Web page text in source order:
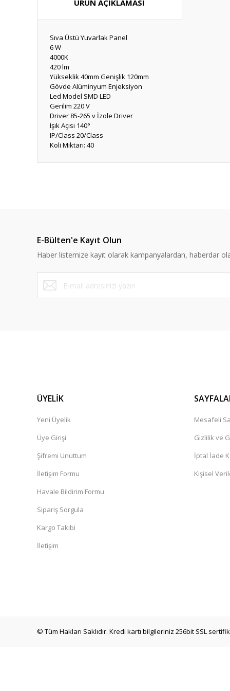
ÜRÜN AÇIKLAMASI
Sıva Üstü Yuvarlak Panel
6 W
4000K
420 lm
Yükseklik 40mm Genişlik 120mm
Gövde Alüminyum Enjeksiyon
Led Model SMD LED
Gerilim 220 V
Driver 85-265 v İzole Driver
Işık Açısı 140°
IP/Class 20/Class
Koli Miktarı: 40
Ürün bilgilerinde hatalar bulunuyor.
Ürün fiyatı diğer sitelerden daha pahalı.
Bu ürüne benzer farklı alternatifler olmalı.
E-Bülten'e Kayıt Olun
Haber listemize kayıt olarak kampanyalardan, haberdar
ÜYELİK
Yeni Üyelik
Üye Girişi
Şifremi Unuttum
İletişim Formu
Havale Bildirim Formu
Sipariş Sorgula
Kargo Takibi
İletişim
Mesafeli
Gizlilik ve
İptal İade
Kişisel
© Tüm Hakları Saklıdır. Kredi kartı bilgileriniz 256bit SSL